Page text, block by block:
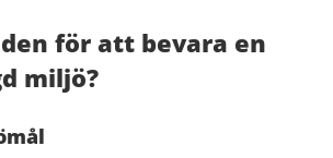
för att bevara en
miljö?